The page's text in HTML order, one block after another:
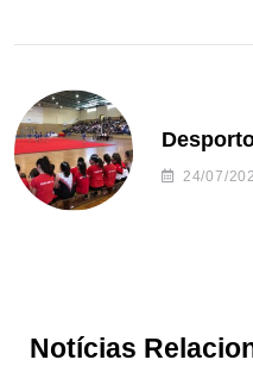
24/07/
Notícias